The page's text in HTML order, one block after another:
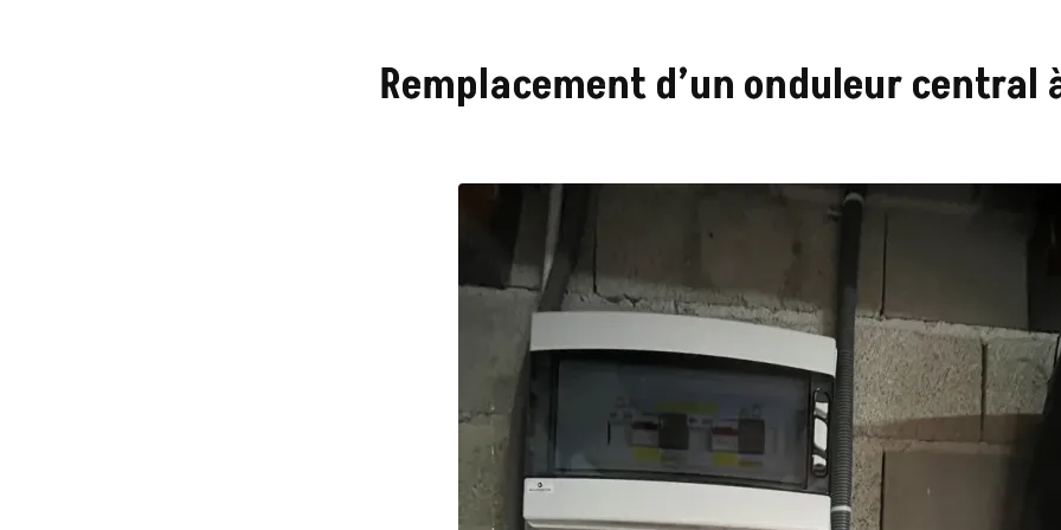
Remplacement d’un onduleur central